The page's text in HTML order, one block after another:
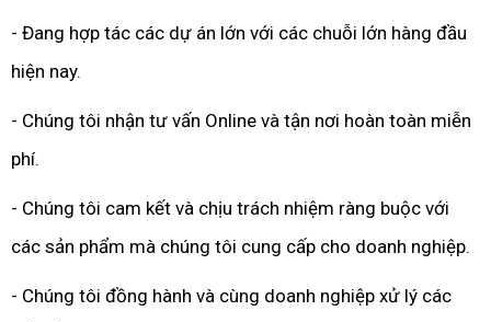
- Đang hợp tác các dự án lớn với các chuỗi lớn hàng đầu
hiện nay.
- Chúng tôi nhận tư vấn Online và tận nơi hoàn toàn miễn
phí.
- Chúng tôi cam kết và chịu trách nhiệm ràng buộc với
các sản phẩm mà chúng tôi cung cấp cho doanh nghiệp.
- Chúng tôi đồng hành và cùng doanh nghiệp xử lý các